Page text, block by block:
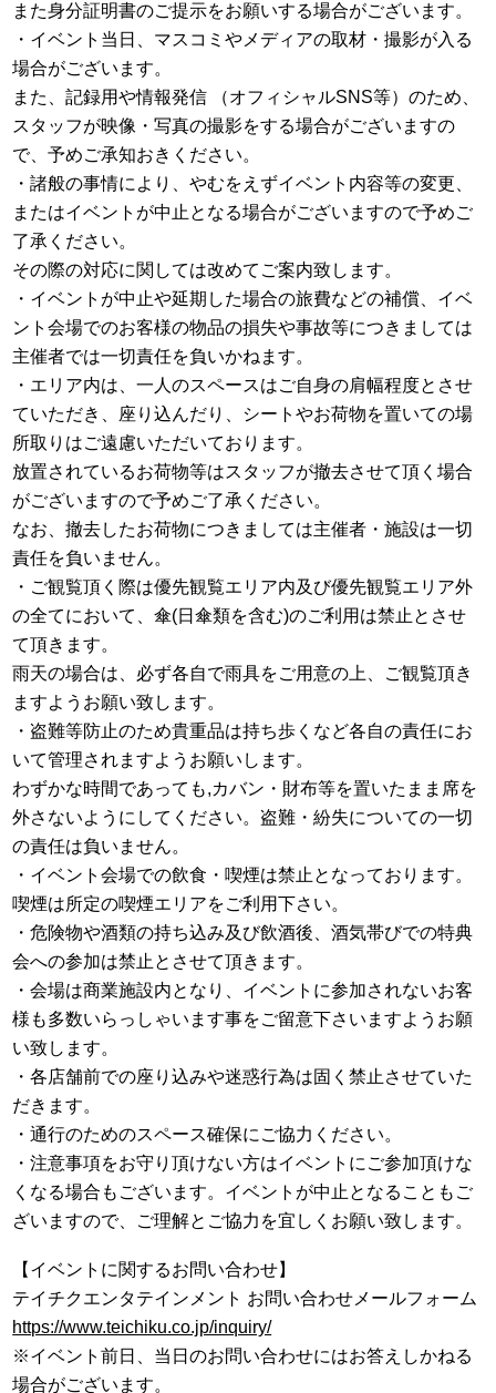
また身分証明書のご提示をお願いする場合がございます。
・イベント当日、マスコミやメディアの取材・撮影が入る
場合がございます。
また、記録用や情報発信 （オフィシャルSNS等）のため、
スタッフが映像・写真の撮影をする場合がございますの
で、予めご承知おきください。
・諸般の事情により、やむをえずイベント内容等の変更、
またはイベントが中止となる場合がございますので予めご
了承ください。
その際の対応に関しては改めてご案内致します。
・イベントが中止や延期した場合の旅費などの補償、イベ
ント会場でのお客様の物品の損失や事故等につきましては
主催者では一切責任を負いかねます。
・エリア内は、一人のスペースはご自身の肩幅程度とさせ
ていただき、座り込んだり、シートやお荷物を置いての場
所取りはご遠慮いただいております。
放置されているお荷物等はスタッフが撤去させて頂く場合
がございますので予めご了承ください。
なお、撤去したお荷物につきましては主催者・施設は一切
責任を負いません。
・ご観覧頂く際は優先観覧エリア内及び優先観覧エリア外
の全てにおいて、傘(日傘類を含む)のご利用は禁止とさせ
て頂きます。
雨天の場合は、必ず各自で雨具をご用意の上、ご観覧頂き
ますようお願い致します。
・盗難等防止のため貴重品は持ち歩くなど各自の責任にお
いて管理されますようお願いします。
わずかな時間であっても,カバン・財布等を置いたまま席を
外さないようにしてください。盗難・紛失についての一切
の責任は負いません。
・イベント会場での飲食・喫煙は禁止となっております。
喫煙は所定の喫煙エリアをご利用下さい。
・危険物や酒類の持ち込み及び飲酒後、酒気帯びでの特典
会への参加は禁止とさせて頂きます。
・会場は商業施設内となり、イベントに参加されないお客
様も多数いらっしゃいます事をご留意下さいますようお願
い致します。
・各店舗前での座り込みや迷惑行為は固く禁止させていた
だきます。
・通行のためのスペース確保にご協力ください。
・注意事項をお守り頂けない方はイベントにご参加頂けな
くなる場合もございます。イベントが中止となることもご
ざいますので、ご理解とご協力を宜しくお願い致します。
【イベントに関するお問い合わせ】
テイチクエンタテインメント お問い合わせメールフォーム
https://www.teichiku.co.jp/inquiry/
※イベント前日、当日のお問い合わせにはお答えしかねる
場合がございます。